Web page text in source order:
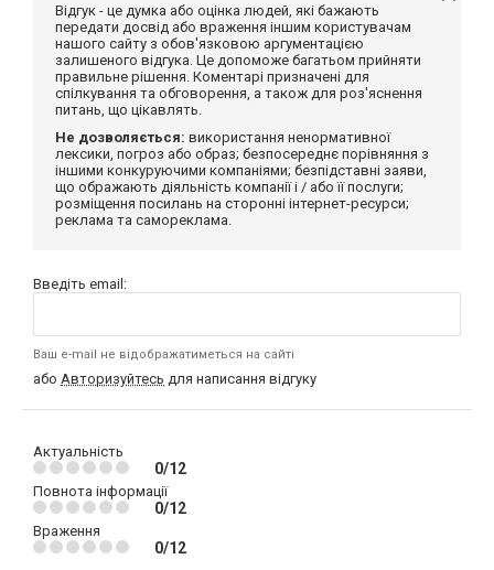
Відгук - це думка або оцінка людей, які бажають
передати досвід або враження іншим користувачам
нашого сайту з обов'язковою аргументацією
залишеного відгука. Це допоможе багатьом прийняти
правильне рішення. Коментарі призначені для
спілкування та обговорення, а також для роз'яснення
питань, що цікавлять.
Не дозволяється: використання ненормативної
лексики, погроз або образ; безпосереднє порівняння з
іншими конкуруючими компаніями; безпідставні заяви,
що ображають діяльність компанії і / або її послуги;
розміщення посилань на сторонні інтернет-ресурси;
реклама та самореклама.
Введіть email:
Ваш e-mail не відображатиметься на сайті
або Авторизуйтесь для написання відгуку
Актуальність
0/12
Повнота інформації
0/12
Враження
0/12